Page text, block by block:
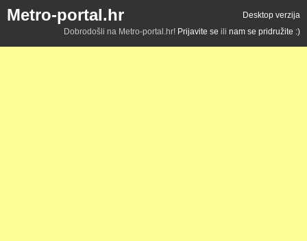
Metro-portal.hr
Desktop verzija
Dobrodošli na Metro-portal.hr! Prijavite se ili nam se pridružite :)